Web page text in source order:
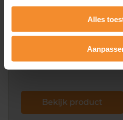
Alles
Een uitgebreid overzicht van
dit inclusief de luchtfoto!
Bekijk product